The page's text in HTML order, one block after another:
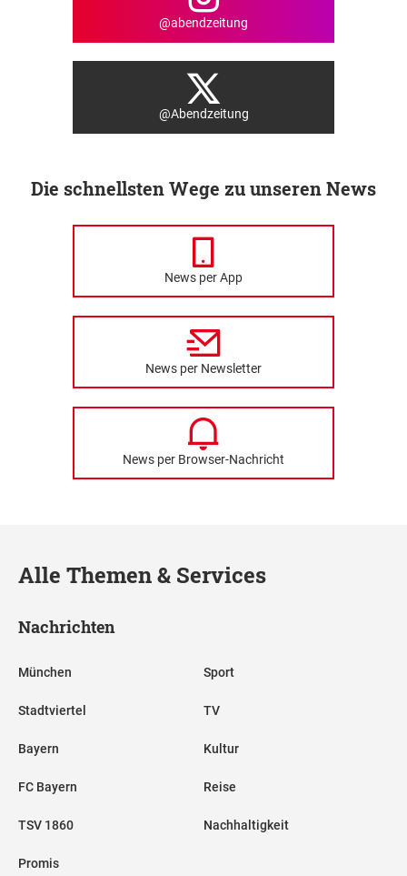
@abendzeitung
@Abendzeitung
Die schnellsten Wege zu unseren News
News per App
News per Newsletter
News per Browser-Nachricht
Alle Themen & Services
Nachrichten
München
Stadtviertel
Bayern
FC Bayern
TSV 1860
Promis
Sport
TV
Kultur
Reise
Nachhaltigkeit